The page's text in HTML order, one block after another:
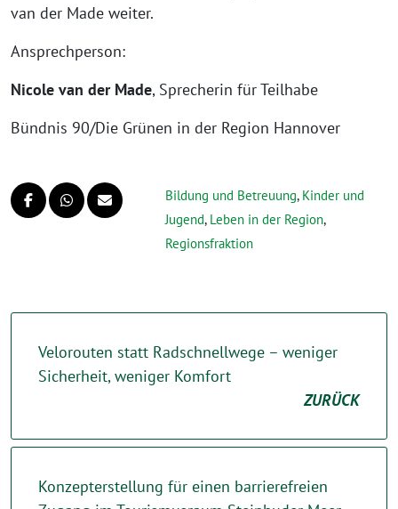
van der Made weiter.
Ansprechperson:
Nicole van der Made, Sprecherin für Teilhabe
Bündnis 90/Die Grünen in der Region Hannover
Bildung und Betreuung, Kinder und
Jugend, Leben in der Region,
Regionsfraktion
Velorouten statt Radschnellwege – weniger
Sicherheit, weniger Komfort
ZURÜCK
Konzepterstellung für einen barrierefreien